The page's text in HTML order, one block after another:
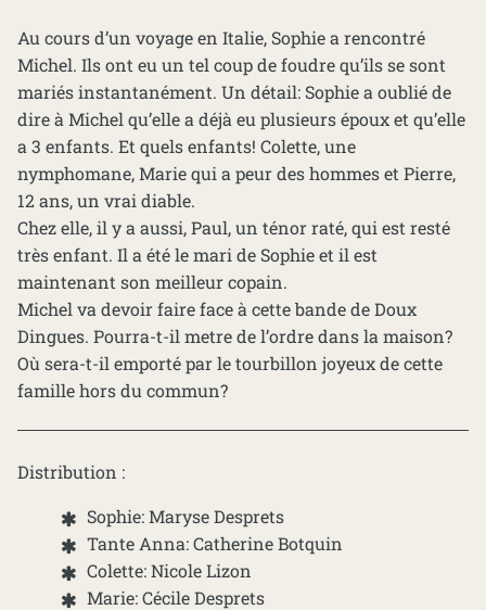
Au cours d’un voyage en Italie, Sophie a rencontré
Michel. Ils ont eu un tel coup de foudre qu’ils se sont
mariés instantanément. Un détail: Sophie a oublié de
dire à Michel qu’elle a déjà eu plusieurs époux et qu’elle
a 3 enfants. Et quels enfants! Colette, une
nymphomane, Marie qui a peur des hommes et Pierre,
12 ans, un vrai diable.
Chez elle, il y a aussi, Paul, un ténor raté, qui est resté
très enfant. Il a été le mari de Sophie et il est
maintenant son meilleur copain.
Michel va devoir faire face à cette bande de Doux
Dingues. Pourra-t-il metre de l’ordre dans la maison?
Où sera-t-il emporté par le tourbillon joyeux de cette
famille hors du commun?
Distribution :
Sophie: Maryse Desprets
Tante Anna: Catherine Botquin
Colette: Nicole Lizon
Marie: Cécile Desprets